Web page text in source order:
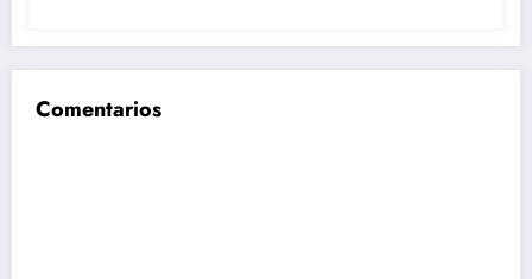
Comentarios